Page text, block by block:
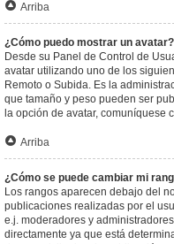
Arriba
¿Cómo puedo mostrar un avatar?
Desde su Panel de Control de
avatar utilizando uno de los
Remoto o Subida. Es la
que tamaño y peso pueden ser
la opción de avatar, comuníquese
Arriba
¿Cómo se puede cambiar mi
Los rangos aparecen debajo del
publicaciones realizadas por el
e.j. moderadores y
directamente ya que está